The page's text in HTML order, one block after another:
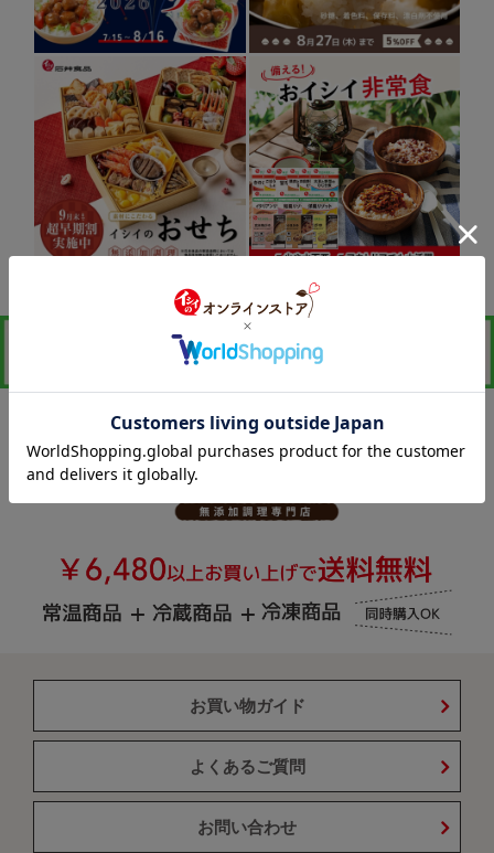
お買い物ガイド
よくあるご質問
お問い合わせ